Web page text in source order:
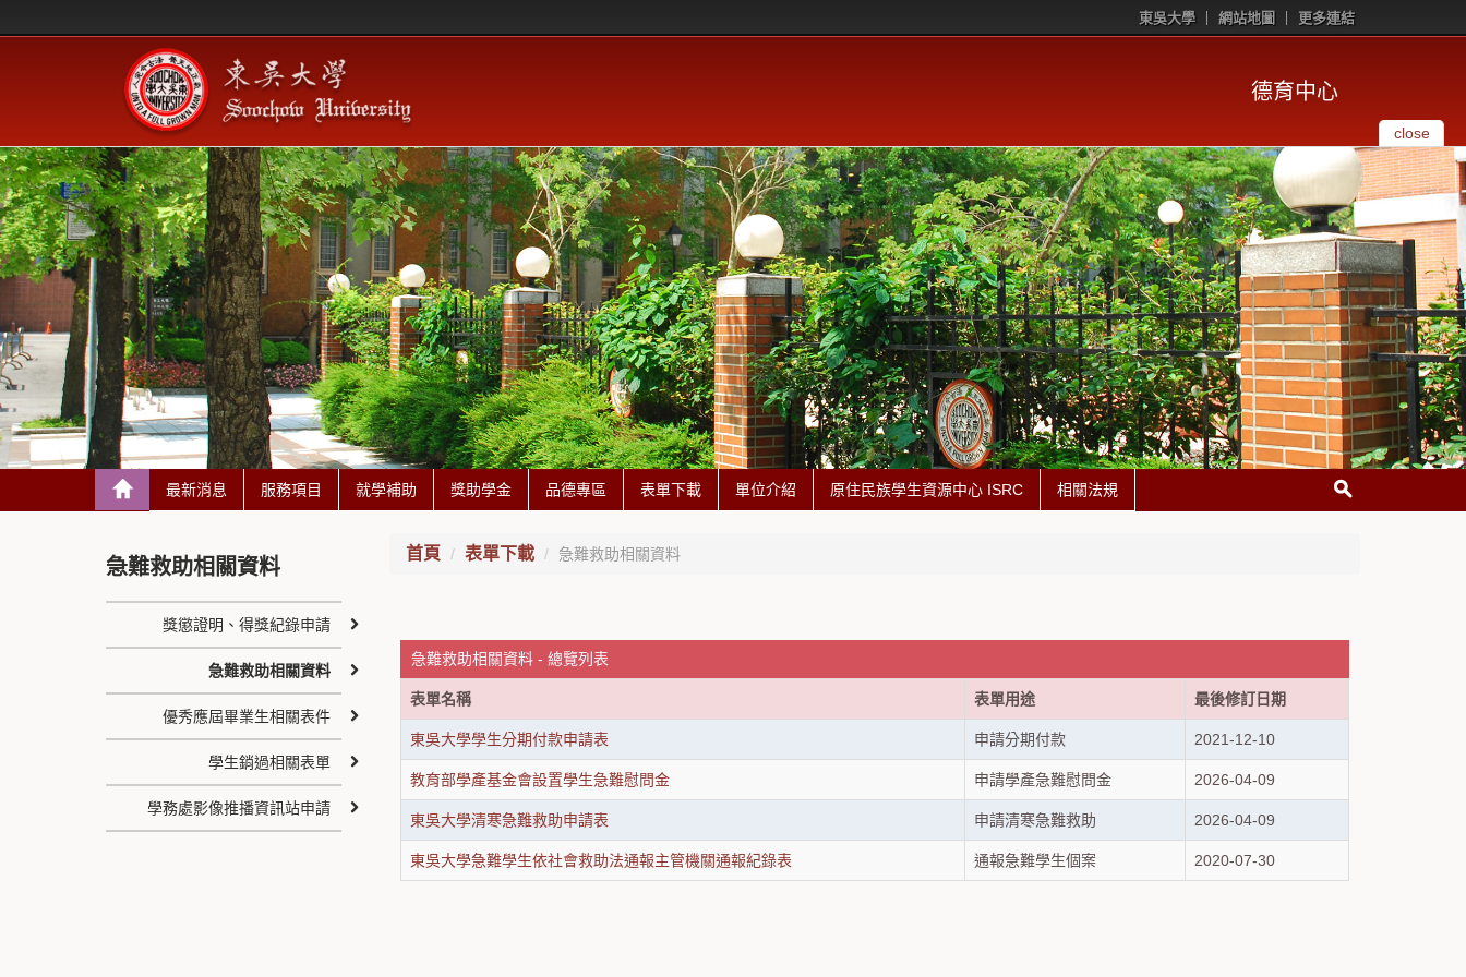
東吳大學 網站地圖 更多連結
德育中心
close
最新消息 服務項目 就學補助 獎助學金 品德專區 表單下載 單位介紹 原住民族學生資源中心 ISRC 相關法規
首頁 表單下載 急難救助相關資料
急難救助相關資料 - 總覽列表
表單名稱 表單用途 最後修訂日期
東吳大學學生分期付款申請表 申請分期付款 2021-12-10
教育部學產基金會設置學生急難慰問金 申請學產急難慰問金 2026-04-09
東吳大學清寒急難救助申請表 申請清寒急難救助 2026-04-09
東吳大學急難學生依社會救助法通報主管機關通報紀錄表 通報急難學生個案 2020-07-30
急難救助相關資料
獎懲證明、得獎紀錄申請
急難救助相關資料
優秀應屆畢業生相關表件
學生銷過相關表單
學務處影像推播資訊站申請